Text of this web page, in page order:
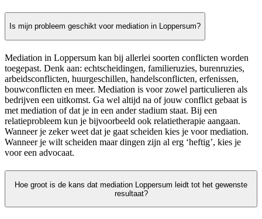
Is mijn probleem geschikt voor mediation in Loppersum?
Mediation in Loppersum kan bij allerlei soorten conflicten worden
toegepast. Denk aan: echtscheidingen, familieruzies, burenruzies,
arbeidsconflicten, huurgeschillen, handelsconflicten, erfenissen,
bouwconflicten en meer. Mediation is voor zowel particulieren als
bedrijven een uitkomst. Ga wel altijd na of jouw conflict gebaat is
met mediation of dat je in een ander stadium staat. Bij een
relatieprobleem kun je bijvoorbeeld ook relatietherapie aangaan.
Wanneer je zeker weet dat je gaat scheiden kies je voor mediation.
Wanneer je wilt scheiden maar dingen zijn al erg ‘heftig’, kies je
voor een advocaat.
Hoe groot is de kans dat mediation Loppersum leidt tot het gewenste
resultaat?